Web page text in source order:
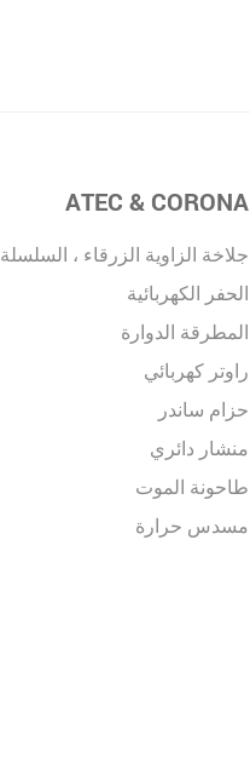
ATEC & CORONA
جلاخة الزاوية الزرقاء ، السلسلة
الحفر الكهربائية
المطرقة الدوارة
راوتر كهربائي
حزام ساندر
منشار دائري
طاحونة الموت
مسدس حرارة